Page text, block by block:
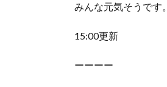
みんな元気そうです。
15:00更新
ーーーー